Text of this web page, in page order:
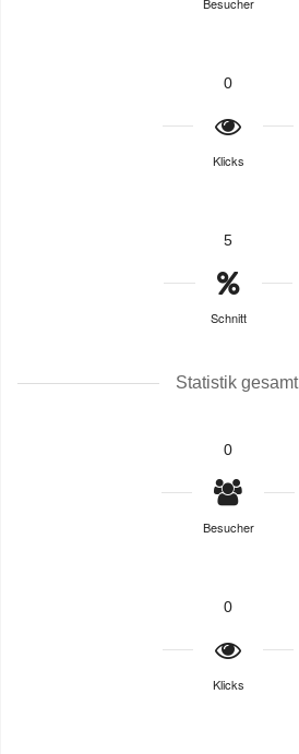
0
Klicks
5
Schnitt
Statistik gesamt
0
Besucher
0
Klicks